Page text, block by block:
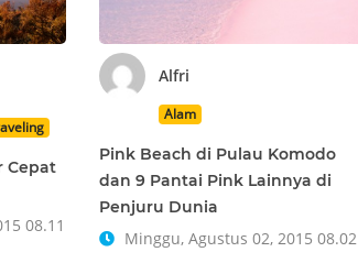
Cepat
08.11
Alfri
Alam
Pink Beach di Pulau Komodo
dan 9 Pantai Pink Lainnya di
Penjuru Dunia
Minggu, Agustus 02, 2015 08.02